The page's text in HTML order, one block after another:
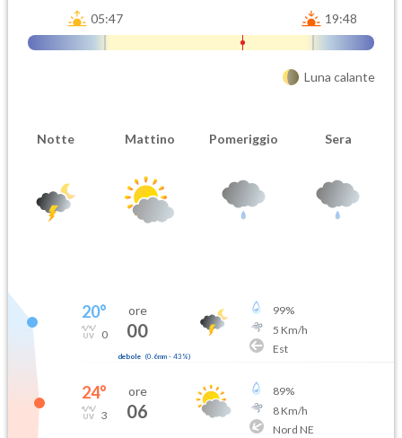
05:47 19:48
Luna calante
Notte Mattino Pomeriggio Sera
20°
0
ore
00
debole (0.6mm- 43 %)
99%
5 Km/h
Est
24°
3
ore
06
89%
8Km/h
Nord NE